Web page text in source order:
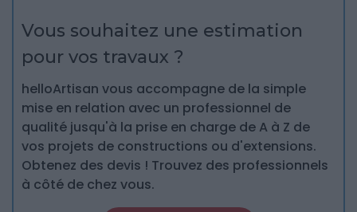
Vous souhaitez une estimation
pour vos travaux ?
helloArtisan vous accompagne de la simple
mise en relation avec un professionnel de
qualité jusqu'à la prise en charge de A à Z de
vos projets de constructions ou d'extensions.
Obtenez des devis ! Trouvez des professionnels
à côté de chez vous.